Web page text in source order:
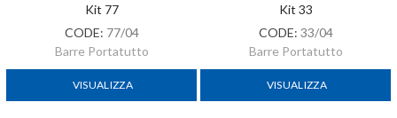
Kit 77
CODE: 77/04
Barre Portatutto
VISUALIZZA
Kit 33
CODE: 33/04
Barre Portatutto
VISUALIZZA